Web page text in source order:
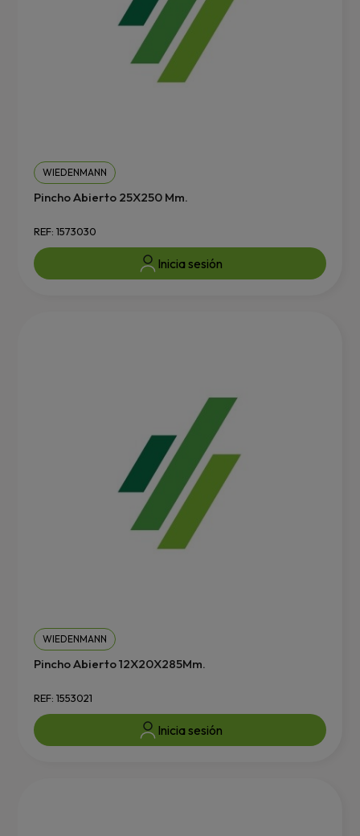
WIEDENMANN
Pincho Abierto 25X250 Mm.
REF: 1573030
Inicia sesión
WIEDENMANN
Pincho Abierto 12X20X285Mm.
REF: 1553021
Inicia sesión